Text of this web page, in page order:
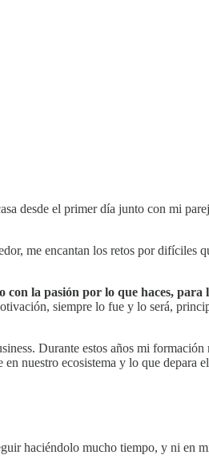
desde el primer día junto con mi
me encantan los retos por difíciles
con la pasión por lo que haces,
siempre lo fue y lo será,
Durante estos años mi formación
nuestro ecosistema y lo que depara
haciéndolo mucho tiempo, y ni en